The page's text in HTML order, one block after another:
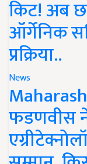
किट! अब
ऑर्गेनिक
प्रक्रिया..
News
फडणवीस